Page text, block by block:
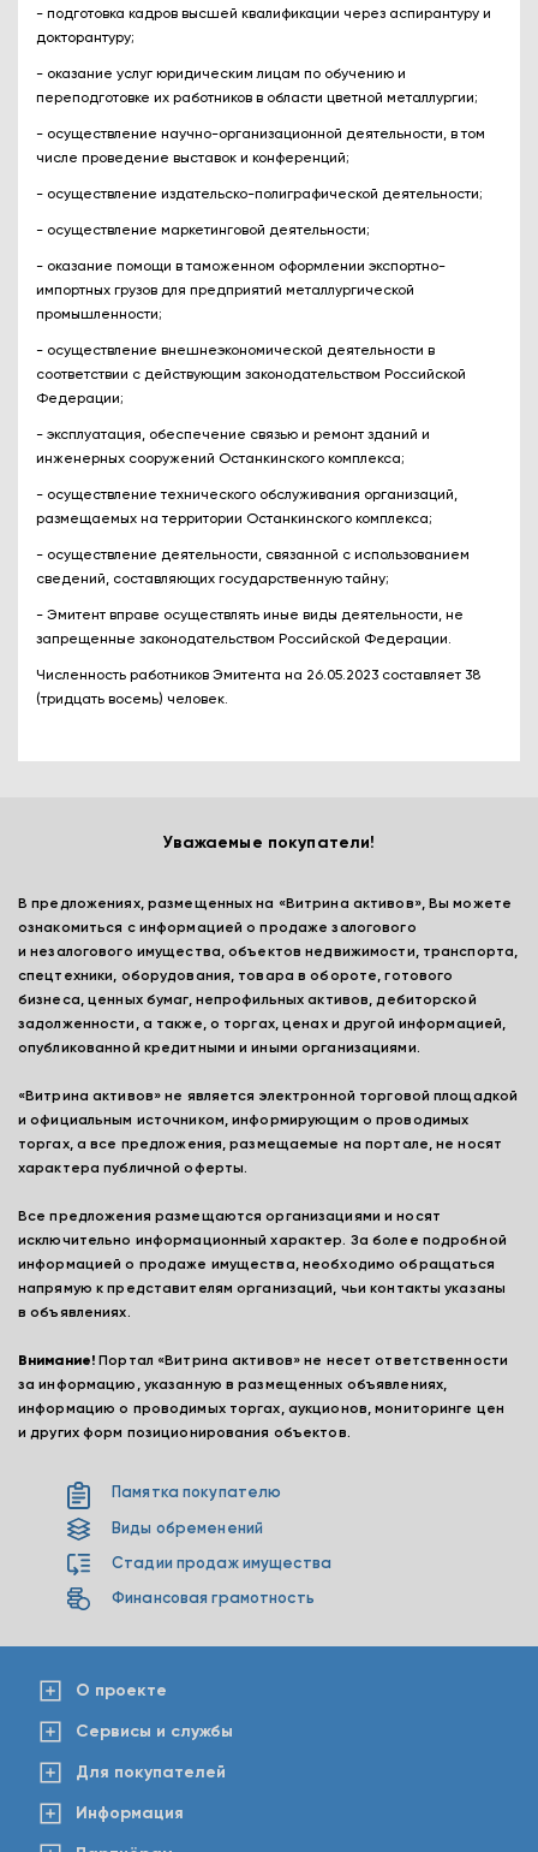
- подготовка кадров высшей квалификации через аспирантуру и
докторантуру;
- оказание услуг юридическим лицам по обучению и
переподготовке их работников в области цветной металлургии;
- осуществление научно-организационной деятельности, в том
числе проведение выставок и конференций;
- осуществление издательско-полиграфической деятельности;
- осуществление маркетинговой деятельности;
- оказание помощи в таможенном оформлении экспортно-
импортных грузов для предприятий металлургической
промышленности;
- осуществление внешнеэкономической деятельности в
соответствии с действующим законодательством Российской
Федерации;
- эксплуатация, обеспечение связью и ремонт зданий и
инженерных сооружений Останкинского комплекса;
- осуществление технического обслуживания организаций,
размещаемых на территории Останкинского комплекса;
- осуществление деятельности, связанной с использованием
сведений, составляющих государственную тайну;
- Эмитент вправе осуществлять иные виды деятельности, не
запрещенные законодательством Российской Федерации.
Численность работников Эмитента на 26.05.2023 составляет 38
(тридцать восемь) человек.
Уважаемые покупатели!
В предложениях, размещенных на «Витрина активов», Вы можете
ознакомиться с информацией о продаже залогового
и незалогового имущества, объектов недвижимости, транспорта,
спецтехники, оборудования, товара в обороте, готового
бизнеса, ценных бумаг, непрофильных активов, дебиторской
задолженности, а также, о торгах, ценах и другой информацией,
опубликованной кредитными и иными организациями.
«Витрина активов» не является электронной торговой площадкой
и официальным источником, информирующим о проводимых
торгах, а все предложения, размещаемые на портале, не носят
характера публичной оферты.
Все предложения размещаются организациями и носят
исключительно информационный характер. За более подробной
информацией о продаже имущества, необходимо обращаться
напрямую к представителям организаций, чьи контакты указаны
в объявлениях.
Внимание! Портал «Витрина активов» не несет ответственности
за информацию, указанную в размещенных объявлениях,
информацию о проводимых торгах, аукционов, мониторинге цен
и других форм позиционирования объектов.
Памятка покупателю
Виды обременений
Стадии продаж имущества
Финансовая грамотность
О проекте
Сервисы и службы
Для покупателей
Информация